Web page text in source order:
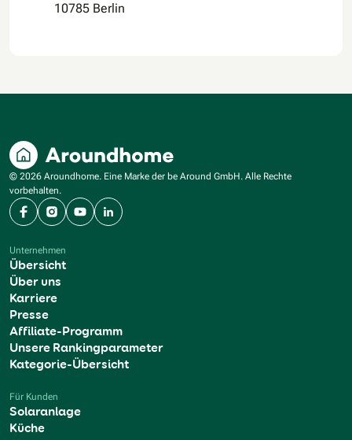
10785 Berlin
© 2026 Aroundhome. Eine Marke der be Around GmbH. Alle Rechte
vorbehalten.
FacebookInstagram
YouTubeLinkedIn
Unternehmen
Übersicht
Über uns
Karriere
Presse
Affiliate-Programm
Unsere Rankingparameter
Kategorie-Übersicht
Für Kunden
Solaranlage
Küche